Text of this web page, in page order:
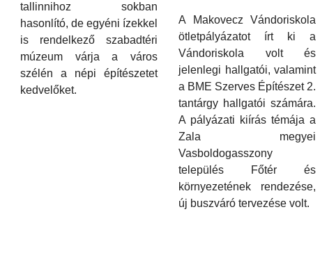
tallinnihoz sokban
hasonlító, de egyéni ízekkel
is rendelkező szabadtéri
múzeum várja a város
szélén a népi építészetet
kedvelőket.
A Makovecz Vándoriskola
ötletpályázatot írt ki a
Vándoriskola volt és
jelenlegi hallgatói, valamint
a BME Szerves Építészet 2.
tantárgy hallgatói számára.
A pályázati kiírás témája a
Zala megyei
Vasboldogasszony
település Főtér és
környezetének rendezése,
új buszváró tervezése volt.